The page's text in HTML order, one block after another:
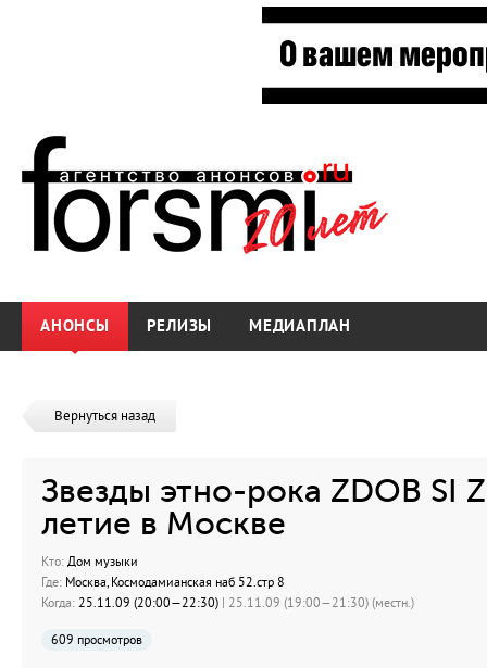
АНОНСЫ РЕЛИЗЫ МЕДИАПЛАН
Вернуться назад
Звезды этно-рока ZDOB SI
летие в Москве
Кто: Дом музыки
Где: Москва, Космодамианская наб 52.стр 8
Когда: 25.11.09 (20:00—22:30) | 25.11.09 (19:00—21:30) (местн.)
609 просмотров